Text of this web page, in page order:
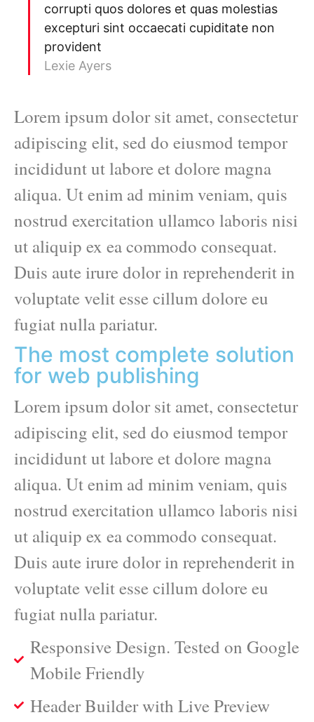
corrupti quos dolores et quas molestias
excepturi sint occaecati cupiditate non
provident
Lexie Ayers
Lorem ipsum dolor sit amet, consectetur
adipiscing elit, sed do eiusmod tempor
incididunt ut labore et dolore magna
aliqua. Ut enim ad minim veniam, quis
nostrud exercitation ullamco laboris nisi
ut aliquip ex ea commodo consequat.
Duis aute irure dolor in reprehenderit in
voluptate velit esse cillum dolore eu
fugiat nulla pariatur.
The most complete solution
for web publishing
Lorem ipsum dolor sit amet, consectetur
adipiscing elit, sed do eiusmod tempor
incididunt ut labore et dolore magna
aliqua. Ut enim ad minim veniam, quis
nostrud exercitation ullamco laboris nisi
ut aliquip ex ea commodo consequat.
Duis aute irure dolor in reprehenderit in
voluptate velit esse cillum dolore eu
fugiat nulla pariatur.
Responsive Design. Tested on Google
Mobile Friendly
Header Builder with Live Preview